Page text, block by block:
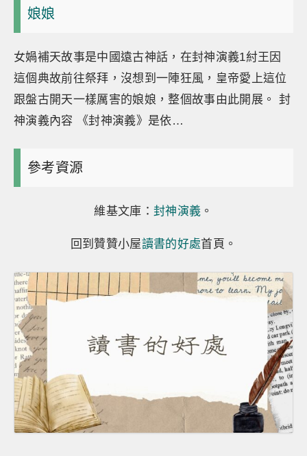
娘娘
女媧補天故事是中國遠古神話，在封神演義1紂王因
這個典故前往祭拜，沒想到一陣狂風，皇帝愛上這位
跟盤古開天一樣厲害的娘娘，整個故事由此開展。 封
神演義內容 《封神演義》是依…
參考資源
維基文庫： 封神演義 。
回到贊贊小屋讀書的好處首頁。